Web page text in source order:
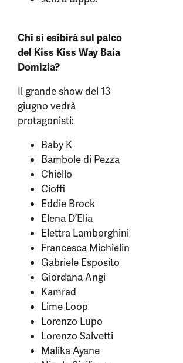
Chi si esibirà sul palco
del Kiss Kiss Way Baia
Domizia?
Il grande show del 13
giugno vedrà
protagonisti:
Baby K
Bambole di Pezza
Chiello
Cioffi
Eddie Brock
Elena D’Elia
Elettra Lamborghini
Francesca Michielin
Gabriele Esposito
Giordana Angi
Kamrad
Lime Loop
Lorenzo Lupo
Lorenzo Salvetti
Malika Ayane